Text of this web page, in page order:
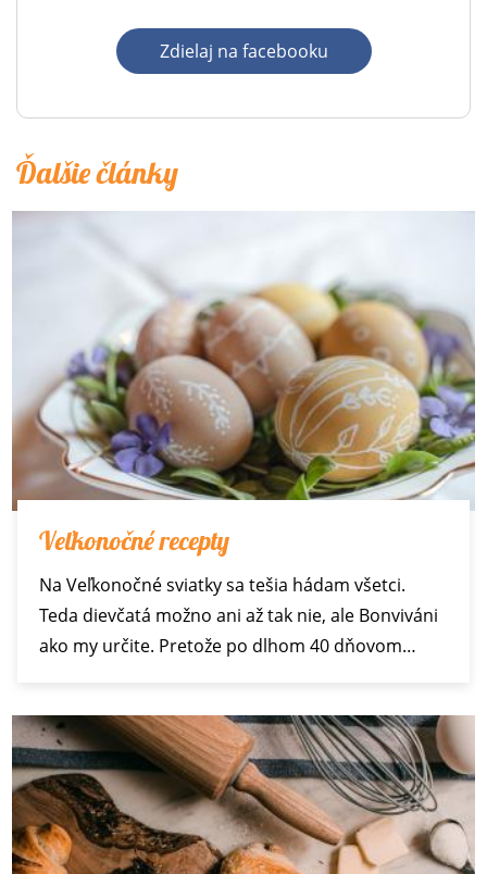
Zdielaj na facebooku
Ďalšie články
Veľkonočné recepty
Na Veľkonočné sviatky sa tešia hádam všetci.
Teda dievčatá možno ani až tak nie, ale Bonviváni
ako my určite. Pretože po dlhom 40 dňovom…